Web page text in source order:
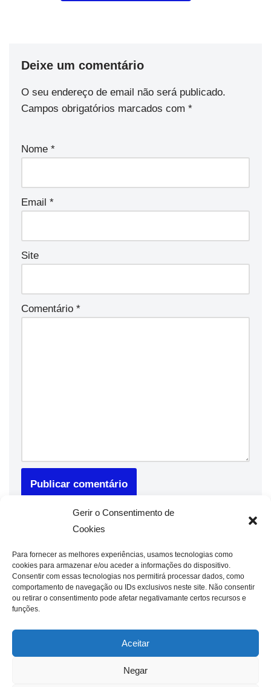
Gerir o Consentimento de
Cookies
Para fornecer as melhores experiências, usamos tecnologias como
cookies para armazenar e/ou aceder a informações do dispositivo.
Consentir com essas tecnologias nos permitirá processar dados, como
comportamento de navegação ou IDs exclusivos neste site. Não consentir
ou retirar o consentimento pode afetar negativamante certos recursos e
funções.
Aceitar
Negar
Deixe um comentário
O seu endereço de email não será publicado.
Campos obrigatórios marcados com *
Nome *
Email *
Site
Comentário *